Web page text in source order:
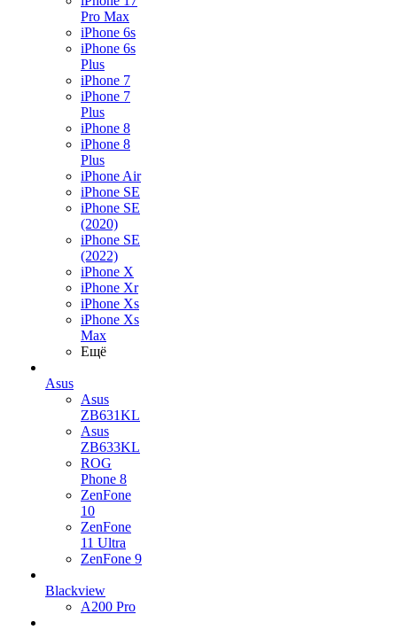
Pro Max
iPhone 6s
iPhone 6s
Plus
iPhone 7
iPhone 7
Plus
iPhone 8
iPhone 8
Plus
iPhone Air
iPhone SE
iPhone SE
(2020)
iPhone SE
(2022)
iPhone X
iPhone Xr
iPhone Xs
iPhone Xs
Max
Ещё
Asus
Asus
ZB631KL
Asus
ZB633KL
ROG
Phone 8
ZenFone
10
ZenFone
11 Ultra
ZenFone 9
Blackview
A200 Pro